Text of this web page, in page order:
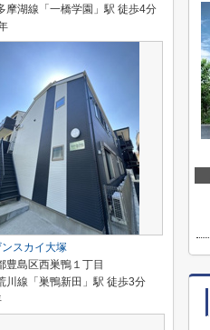
摩湖線「一橋学園」駅 徒歩4分
スカイ大塚
豊島区西巣鴨１丁目
川線「巣鴨新田」駅 徒歩3分